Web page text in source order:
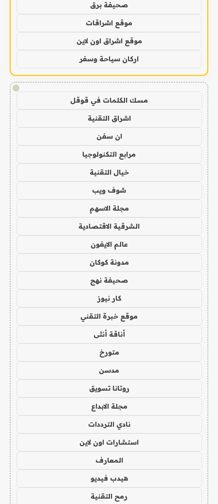
صحيفة برق
موقع اشراقات
موقع اشراق اون لاين
اركان سياحة وسفر
!
مسك الكلمات في قوقل
اشراق التقنية
ان سفن
مرابع التكنولوجيا
خيال التقنية
شوف ويب
مجلة الاسهم
الشرقية الاقتصادية
عالم الايفون
مدونة كوكان
صحيفة نهج
كار نيوز
موقع خبرة التقني
أناقة أنثى
متورخ
مدسن
روتانا تسويق
مجلة الابداع
نادي الترددات
استشارات اون لاين
المعارف
هيدب فيديو
رمح التقنية